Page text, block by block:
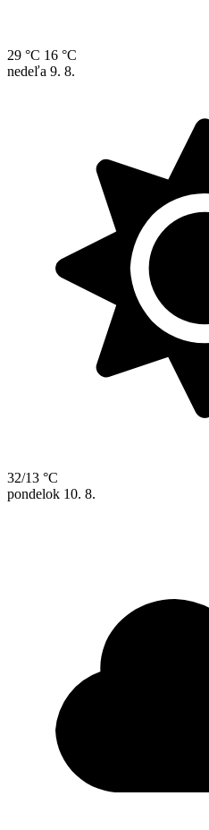
29 °C 16 °C
nedeľa 9. 8.
32/13 °C
pondelok 10. 8.